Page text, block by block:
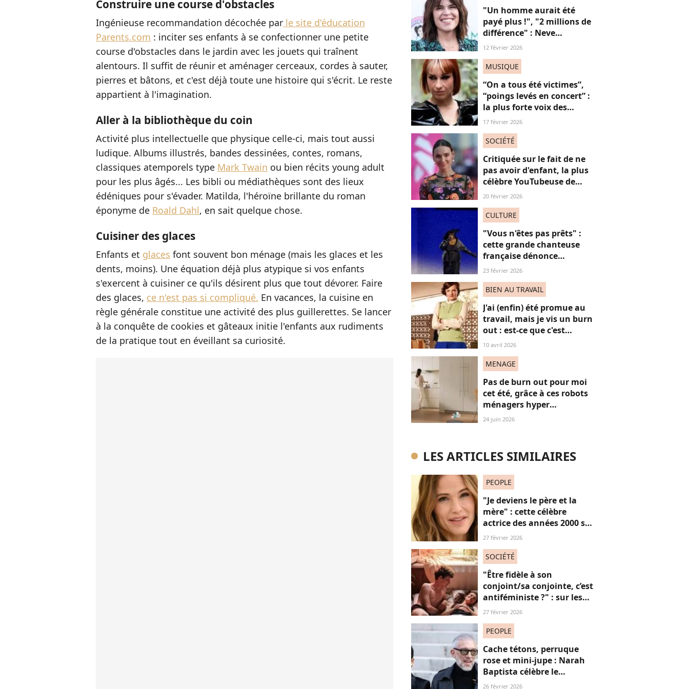
Construire une course d'obstacles
Ingénieuse recommandation décochée par le site d'éducation
Parents.com : inciter ses enfants à se confectionner une petite
course d'obstacles dans le jardin avec les jouets qui traînent
alentours. Il suffit de réunir et aménager cerceaux, cordes à sauter,
pierres et bâtons, et c'est déjà toute une histoire qui s'écrit. Le reste
appartient à l'imagination.
Aller à la bibliothèque du coin
Activité plus intellectuelle que physique celle-ci, mais tout aussi
ludique. Albums illustrés, bandes dessinées, contes, romans,
classiques atemporels type Mark Twain ou bien récits young adult
pour les plus âgés... Les bibli ou médiathèques sont des lieux
édéniques pour s'évader. Matilda, l'héroïne brillante du roman
éponyme de Roald Dahl, en sait quelque chose.
Cuisiner des glaces
Enfants et glaces font souvent bon ménage (mais les glaces et les
dents, moins). Une équation déjà plus atypique si vos enfants
s'exercent à cuisiner ce qu'ils désirent plus que tout dévorer. Faire
des glaces, ce n'est pas si compliqué. En vacances, la cuisine en
règle générale constitue une activité des plus guillerettes. Se lancer
à la conquête de cookies et gâteaux initie l'enfants aux rudiments
de la pratique tout en éveillant sa curiosité.
"Un homme aurait été
payé plus !", "2 millions de
différence" : Neve
Campbell dénonce les
Hollywood (et on
12 février 2026
MUSIQUE
“On a tous été victimes”,
“poings levés en concert” :
la plus forte voix des
Victoires de la Musique
chanson “Je t’accuse”
17 février 2026
SOCIÉTÉ
Critiquée sur le fait de ne
pas avoir d'enfant, la plus
célèbre YouTubeuse de
France répond aux
fragile"
20 février 2026
CULTURE
"Vous n'êtes pas prêts" :
cette grande chanteuse
française dénonce
“l’effacement des femmes
(forcément) réagir
23 février 2026
BIEN AU TRAVAIL
J'ai (enfin) été promue au
travail, mais je vis un burn
out : est-ce que c'est
normal ?
10 avril 2026
MENAGE
Pas de burn out pour moi
cet été, grâce à ces robots
ménagers hyper
performants
24 juin 2026
LES ARTICLES SIMILAIRES
PEOPLE
"Je deviens le père et la
mère" : cette célèbre
actrice des années 2000 se
confie sur sa vie de parent
27 février 2026
SOCIÉTÉ
"Être fidèle à son
conjoint/sa conjointe, c’est
antiféministe ?" : sur les
réseaux sociaux, cette
27 février 2026
PEOPLE
Cache tétons, perruque
rose et mini-jupe : Narah
Baptista célèbre le
carnaval de Rio avec son
26 février 2026